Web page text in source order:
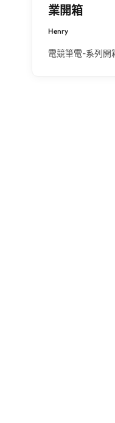
業開箱
Henry
電競筆電-系列